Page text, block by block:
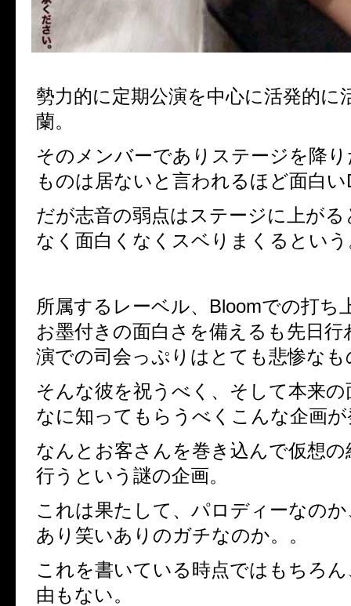
勢力的に定期公演を中心に活発的に
蘭。
そのメンバーでありステージを降
ものは居ないと言われるほど面白
だが志音の弱点はステージに上が
なく面白くなくスベりまくるとい
所属するレーベル、Bloomでの打ち
お墨付きの面白さを備えるも先日行
演での司会っぷりはとても悲惨な
そんな彼を祝うべく、そして本来
なに知ってもらうべくこんな企画
なんとお客さんを巻き込んで仮想の
行うという謎の企画。
これは果たして、パロディーなの
あり笑いありのガチなのか。。
これを書いている時点ではもちろ
由もない。